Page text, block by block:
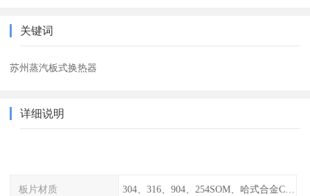
关键词
苏州蒸汽板式换热器
详细说明
板片材质 304、316、904、254SOM、哈式合金C-276、TA1等